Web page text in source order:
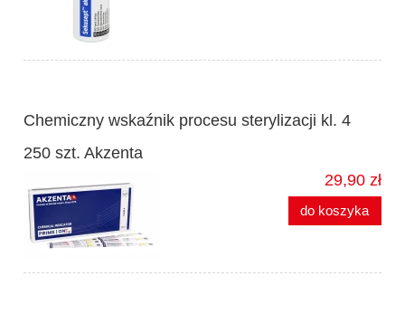
Chemiczny wskaźnik procesu sterylizacji kl. 4
250 szt. Akzenta
29,90 zł
do koszyka